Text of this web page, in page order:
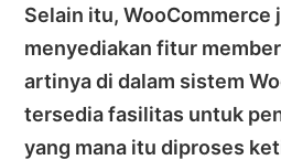
Selain itu, WooCommerce
menyediakan fitur
artinya di dalam sistem
tersedia fasilitas untuk
yang mana itu diproses